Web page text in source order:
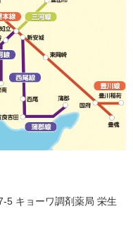
5 キョーワ調剤薬局 栄生